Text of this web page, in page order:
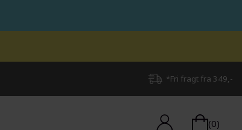
*Fri fragt fra 349,-
(0)